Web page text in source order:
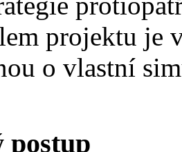
projektu je
o vlastní
postup